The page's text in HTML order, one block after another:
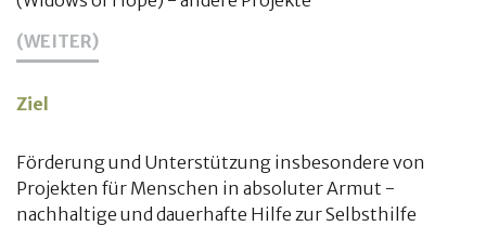
(WEITER)
Förderung und Unterstützung insbesondere von
Projekten für Menschen in absoluter Armut -
nachhaltige und dauerhafte Hilfe zur Selbsthilfe
Ziel